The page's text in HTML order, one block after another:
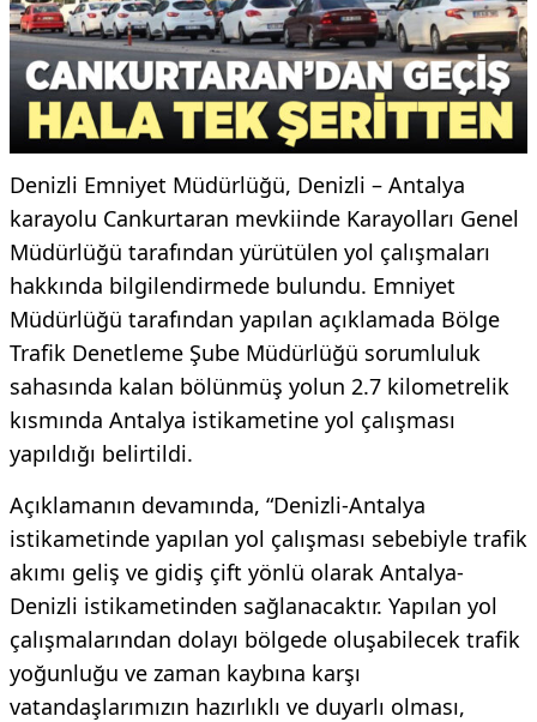
Denizli Emniyet Müdürlüğü, Denizli – Antalya
karayolu Cankurtaran mevkiinde Karayolları Genel
Müdürlüğü tarafından yürütülen yol çalışmaları
hakkında bilgilendirmede bulundu. Emniyet
Müdürlüğü tarafından yapılan açıklamada Bölge
Trafik Denetleme Şube Müdürlüğü sorumluluk
sahasında kalan bölünmüş yolun 2.7 kilometrelik
kısmında Antalya istikametine yol çalışması
yapıldığı belirtildi.
Açıklamanın devamında, “Denizli-Antalya
istikametinde yapılan yol çalışması sebebiyle trafik
akımı geliş ve gidiş çift yönlü olarak Antalya-
Denizli istikametinden sağlanacaktır. Yapılan yol
çalışmalarından dolayı bölgede oluşabilecek trafik
yoğunluğu ve zaman kaybına karşı
vatandaşlarımızın hazırlıklı ve duyarlı olması,